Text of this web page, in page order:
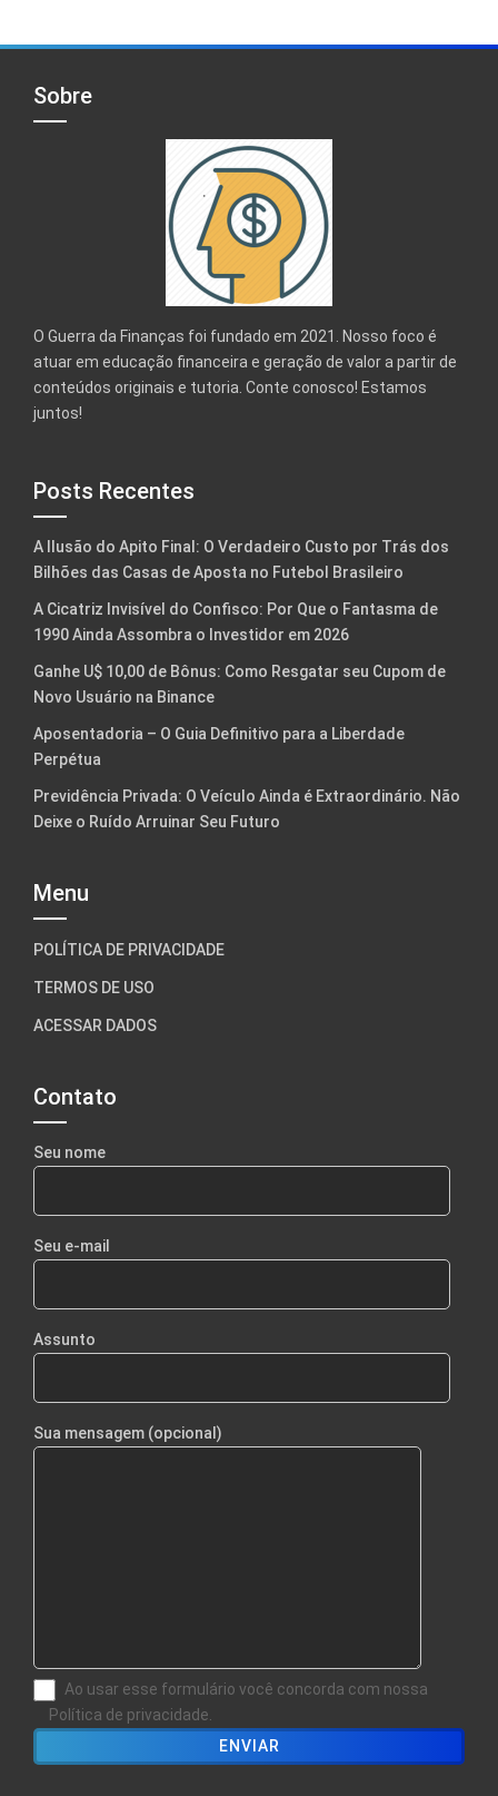
Sobre
O Guerra da Finanças foi fundado em 2021. Nosso foco é
atuar em educação financeira e geração de valor a partir de
conteúdos originais e tutoria. Conte conosco! Estamos
juntos!
Posts Recentes
A Ilusão do Apito Final: O Verdadeiro Custo por Trás dos
Bilhões das Casas de Aposta no Futebol Brasileiro
A Cicatriz Invisível do Confisco: Por Que o Fantasma de
1990 Ainda Assombra o Investidor em 2026
Ganhe U$ 10,00 de Bônus: Como Resgatar seu Cupom de
Novo Usuário na Binance
Aposentadoria – O Guia Definitivo para a Liberdade
Perpétua
Previdência Privada: O Veículo Ainda é Extraordinário. Não
Deixe o Ruído Arruinar Seu Futuro
Menu
POLÍTICA DE PRIVACIDADE
TERMOS DE USO
ACESSAR DADOS
Contato
Seu nome
Seu e-mail
Assunto
Sua mensagem (opcional)
Ao usar esse formulário você concorda com nossa
Política de privacidade.